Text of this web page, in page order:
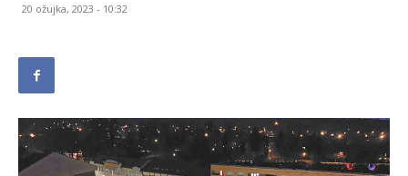
20 ožujka, 2023 - 10:32